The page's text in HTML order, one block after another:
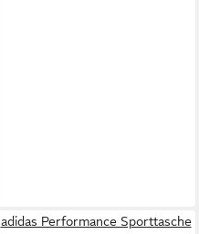
adidas Performance Sporttasche